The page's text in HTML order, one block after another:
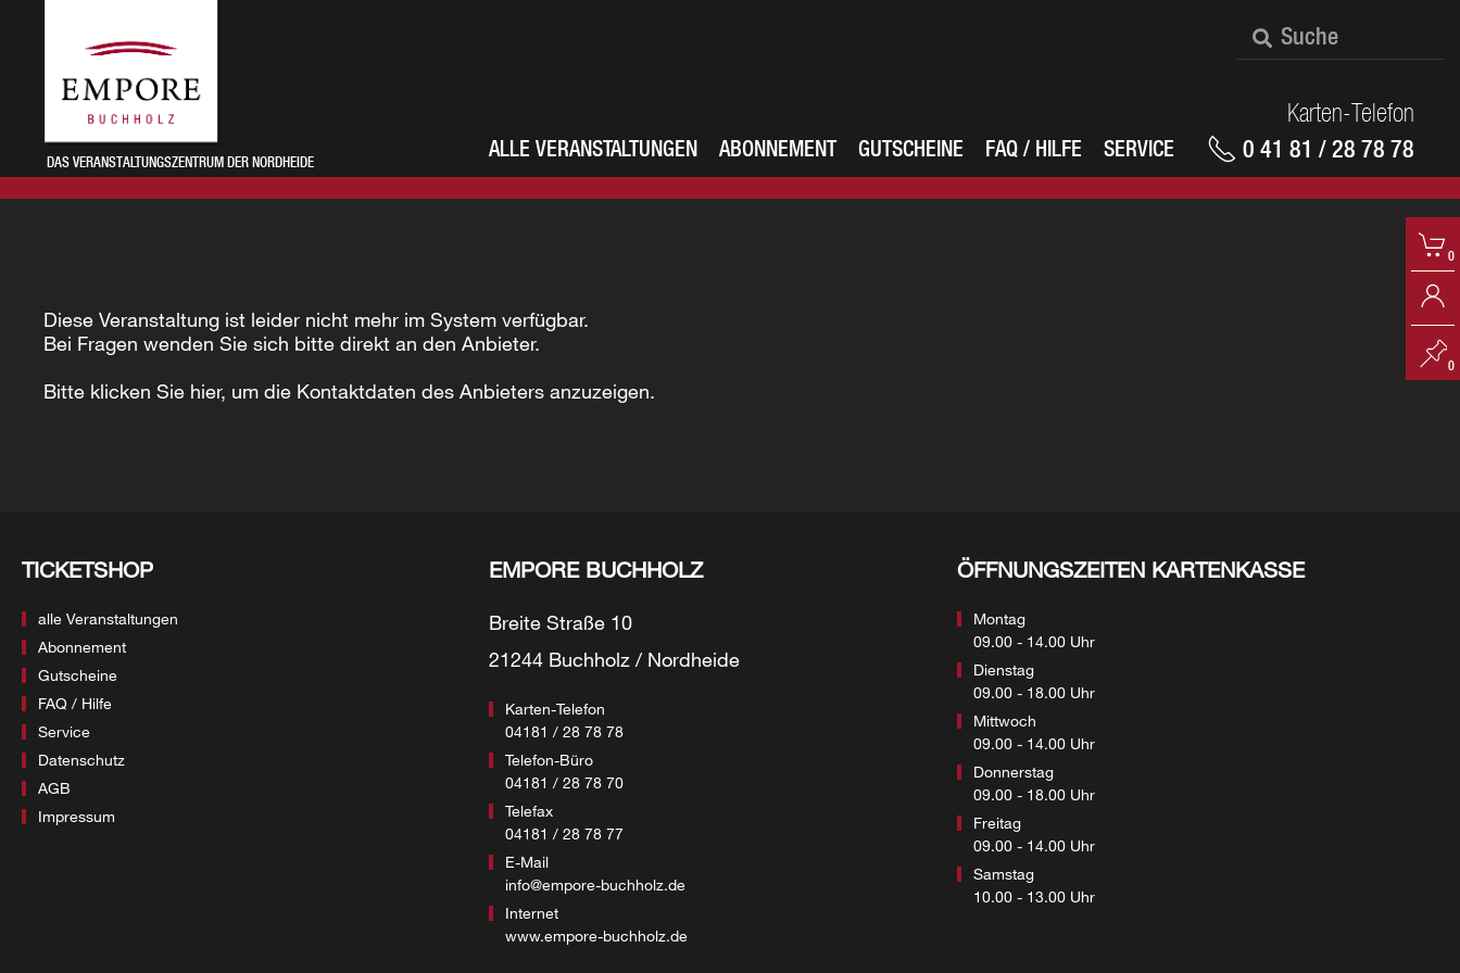
DAS VERANSTALTUNGSZENTRUM DER NORDHEIDE
Karten-Telefon
0 41 81 / 28 78 78
ALLE VERANSTALTUNGEN ABONNEMENT GUTSCHEINE FAQ / HILFE SERVICE
0
0
Diese Veranstaltung ist leider nicht mehr im System verfügbar.
Bei Fragen wenden Sie sich bitte direkt an den Anbieter.
Bitte klicken Sie hier, um die Kontaktdaten des Anbieters anzuzeigen.
TICKETSHOP
alle Veranstaltungen
Abonnement
Gutscheine
FAQ / Hilfe
Service
Datenschutz
AGB
Impressum
EMPORE BUCHHOLZ
Breite Straße 10
21244 Buchholz / Nordheide
Karten-Telefon
04181 / 28 78 78
Telefon-Büro
04181 / 28 78 70
Telefax
04181 / 28 78 77
E-Mail
info@empore-buchholz.de
Internet
www.empore-buchholz.de
ÖFFNUNGSZEITEN KARTENKASSE
Montag
09.00 - 14.00 Uhr
Dienstag
09.00 - 18.00 Uhr
Mittwoch
09.00 - 14.00 Uhr
Donnerstag
09.00 - 18.00 Uhr
Freitag
09.00 - 14.00 Uhr
Samstag
10.00 - 13.00 Uhr